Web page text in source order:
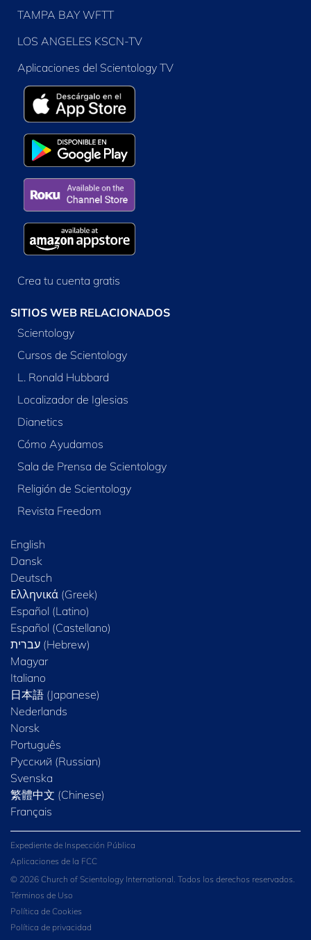
TAMPA BAY WFTT
LOS ANGELES KSCN-TV
Aplicaciones del Scientology TV
Crea tu cuenta gratis
SITIOS WEB RELACIONADOS
Scientology
Cursos de Scientology
L. Ronald Hubbard
Localizador de Iglesias
Dianetics
Cómo Ayudamos
Sala de Prensa de Scientology
Religión de Scientology
Revista Freedom
English
Dansk
Deutsch
Ελληνικά (Greek)
Español (Latino)
Español (Castellano)
Magyar
Italiano
日本語 (Japanese)
Nederlands
Norsk
Português
Русский (Russian)
Svenska
繁體中文 (Chinese)
Français
Expediente de Inspección Pública
Aplicaciones de la FCC
© 2026 Church of Scientology International. Todos los derechos reservados.
Términos de Uso
Política de Cookies
Política de privacidad